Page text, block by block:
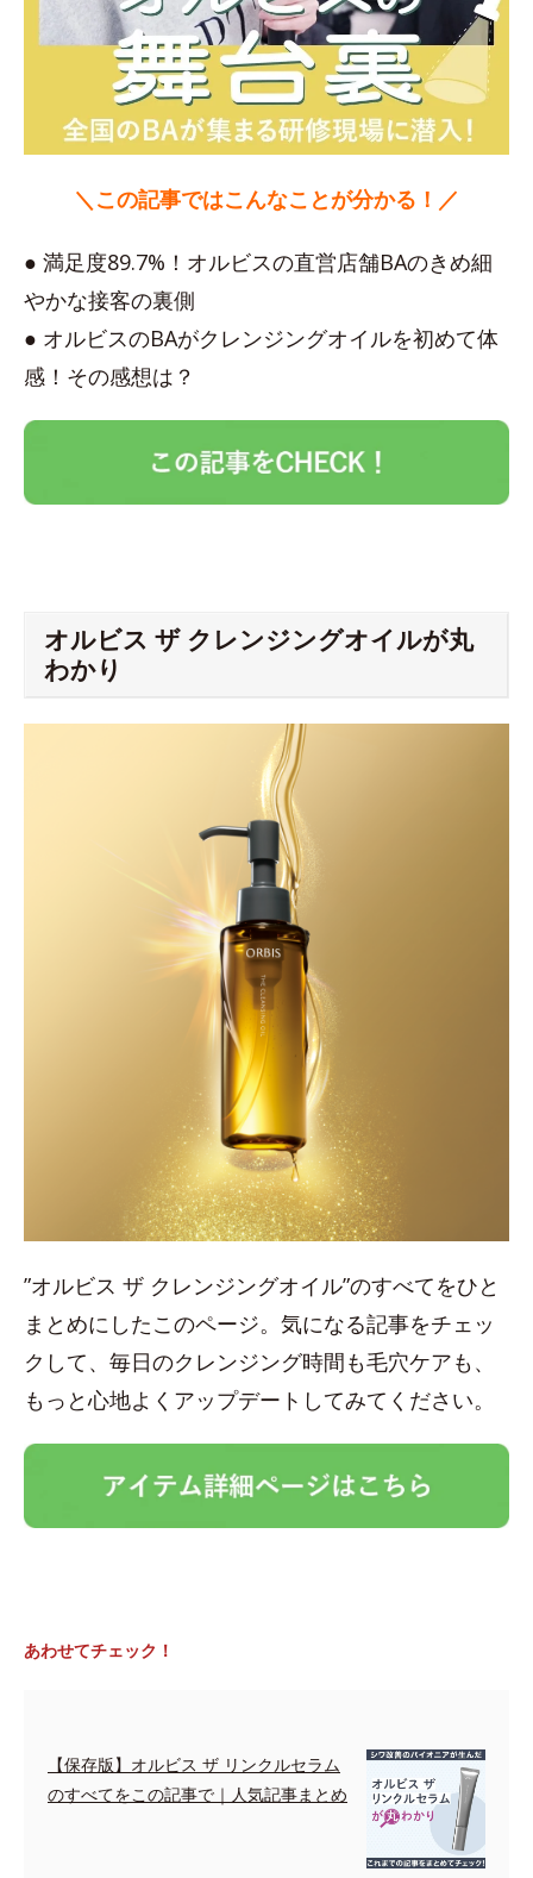
＼この記事ではこんなことが分かる！／
● 満足度89.7%！オルビスの直営店舗BAのきめ細
やかな接客の裏側
● オルビスのBAがクレンジングオイルを初めて体
感！その感想は？
オルビス ザ クレンジングオイルが丸
わかり
”オルビス ザ クレンジングオイル”のすべてをひと
まとめにしたこのページ。気になる記事をチェッ
クして、毎日のクレンジング時間も毛穴ケアも、
もっと心地よくアップデートしてみてください。
あわせてチェック！
【保存版】オルビス ザ リンクルセラム
のすべてをこの記事で｜人気記事まとめ